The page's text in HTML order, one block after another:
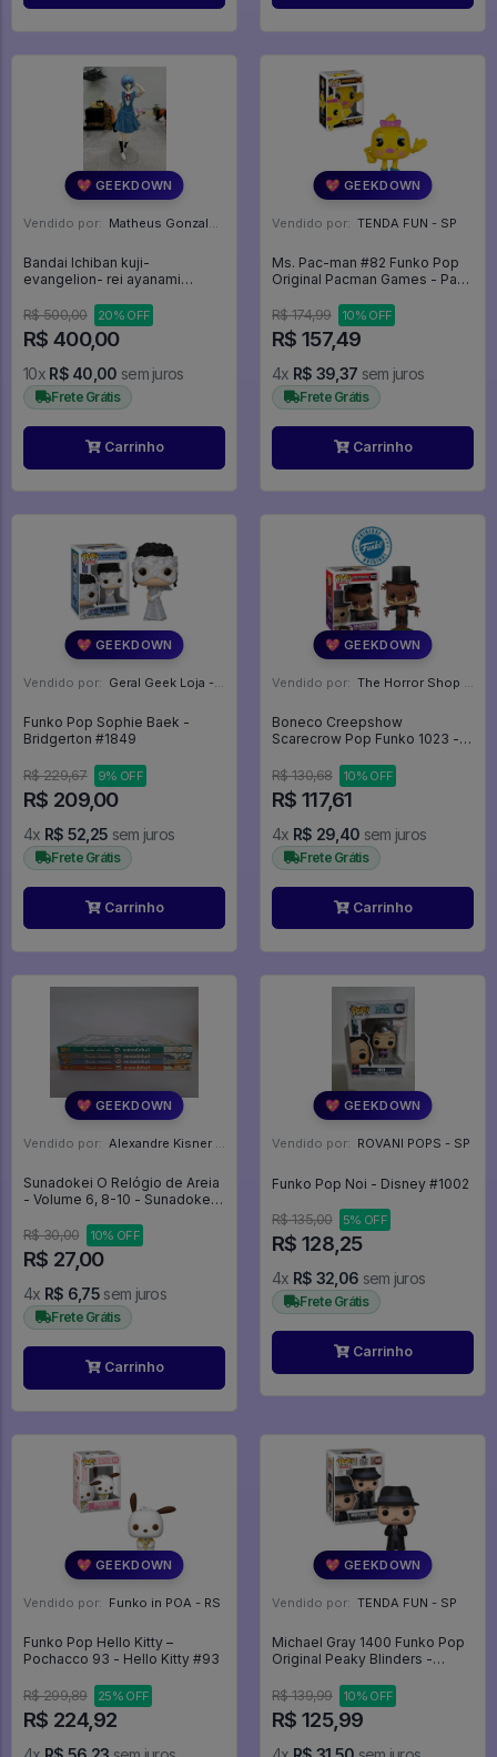
💖 GEEKDOWN
Vendido por: Matheus Gonzalez Tendulini - SP
Bandai Ichiban kuji-
evangelion- rei ayanami
Neon Genesis Evangelion
R$ 500,00 20% OFF
R$ 400,00
10x R$ 40,00 sem juros
Frete Grátis
Carrinho
💖 GEEKDOWN
Vendido por: TENDA FUN - SP
Ms. Pac-man #82 Funko Pop
Original Pacman Games - Pac
FUNKO POP #82
R$ 174,99 10% OFF
R$ 157,49
4x R$ 39,37 sem juros
Frete Grátis
Carrinho
💖 GEEKDOWN
Vendido por: Geral Geek Loja - SP
Funko Pop Sophie Baek -
Bridgerton #1849
R$ 229,67 9% OFF
R$ 209,00
4x R$ 52,25 sem juros
Frete Grátis
Carrinho
💖 GEEKDOWN
Vendido por: The Horror Shop - Colecionáveis - MG
Boneco Creepshow
Scarecrow Pop Funko 1023 -
R$ 130,68
10% OFF
R$ 117,61
4x R$ 29,40 sem juros
Frete Grátis
Carrinho
💖 GEEKDOWN
Vendido por: Alexandre Kisner - PR
Sunadokei O Relógio de Areia
- Volume 6, 8-10 - Sunadokei
R$ 30,00
10% OFF
R$ 27,00
4x R$ 6,75 sem juros
Frete Grátis
Carrinho
💖 GEEKDOWN
Vendido por: ROVANI POPS - SP
Funko Pop Noi - Disney #1002
R$ 135,00 5% OFF
R$ 128,25
4x R$ 32,06 sem juros
Frete Grátis
Carrinho
💖 GEEKDOWN
Vendido por: Funko in POA - RS
Funko Pop Hello Kitty –
Pochacco 93 - Hello Kitty #93
R$ 299,89 25% OFF
R$ 224,92
💖 GEEKDOWN
Vendido por: TENDA FUN - SP
Michael Gray 1400 Funko Pop
Original Peaky Blinders -
Funko Pop - #1400 - FUNKO
POP #1400
R$ 139,99 10% OFF
R$ 125,99